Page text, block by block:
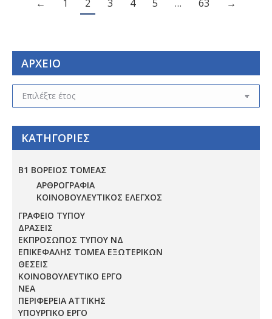
← 1 2 3 4 5 … 63 →
ΑΡΧΕΙΟ
ΑΡΧΕΙΟ
ΚΑΤΗΓΟΡΙΕΣ
Β1 ΒΟΡΕΙΟΣ ΤΟΜΕΑΣ
ΑΡΘΡΟΓΡΑΦΙΑ
ΚΟΙΝΟΒΟΥΛΕΥΤΙΚΟΣ ΕΛΕΓΧΟΣ
ΓΡΑΦΕΙΟ ΤΥΠΟΥ
ΔΡΑΣΕΙΣ
ΕΚΠΡΟΣΩΠΟΣ ΤΥΠΟΥ ΝΔ
ΕΠΙΚΕΦΑΛΗΣ ΤΟΜΕΑ ΕΞΩΤΕΡΙΚΩΝ
ΘΕΣΕΙΣ
ΚΟΙΝΟΒΟΥΛΕΥΤΙΚΟ ΕΡΓΟ
ΝΕΑ
ΠΕΡΙΦΕΡΕΙΑ ΑΤΤΙΚΗΣ
ΥΠΟΥΡΓΙΚΟ ΕΡΓΟ